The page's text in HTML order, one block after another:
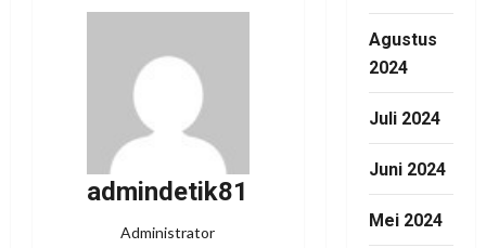
admindetik81
Administrator
Agustus
2024
Juli 2024
Juni 2024
Mei 2024